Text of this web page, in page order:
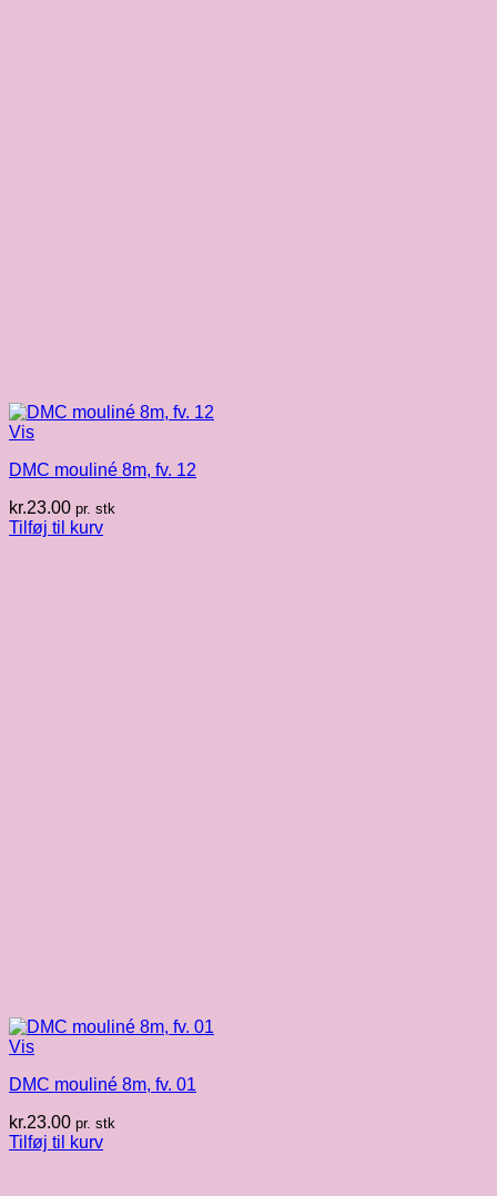
Vis
DMC mouliné 8m, fv. 12
kr.23.00 pr. stk
Tilføj til kurv
Vis
DMC mouliné 8m, fv. 01
kr.23.00 pr. stk
Tilføj til kurv